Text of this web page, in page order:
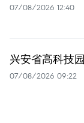
07/08/2026 12:40
兴安省高科技
07/08/2026 09:22